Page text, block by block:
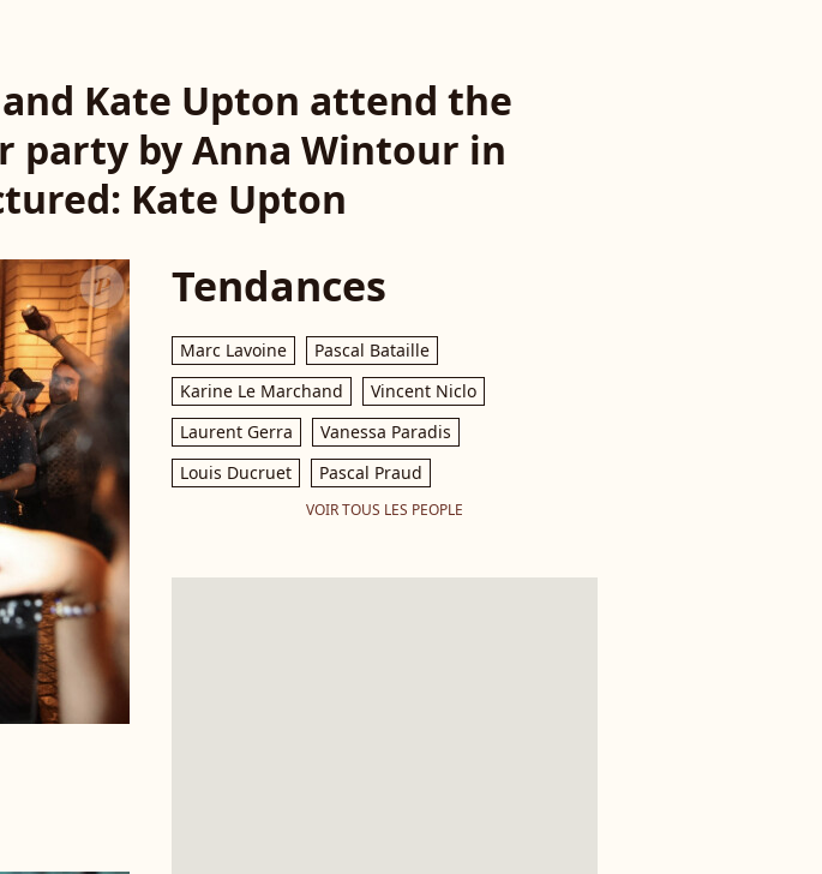
and Kate Upton attend the
party by Anna Wintour in
Kate Upton
Tendances
Marc Lavoine
Pascal Bataille
Karine Le Marchand
Vincent Niclo
Laurent Gerra
Vanessa Paradis
Louis Ducruet
Pascal Praud
VOIR TOUS LES PEOPLE